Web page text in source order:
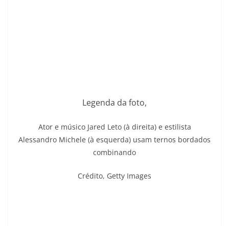
Legenda da foto,
Ator e músico Jared Leto (à direita) e estilista
Alessandro Michele (à esquerda) usam ternos bordados
combinando
Crédito, Getty Images